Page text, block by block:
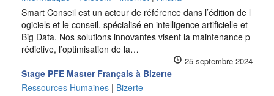
Smart Conseil est un acteur de référence dans l’édition de l
ogiciels et le conseil, spécialisé en intelligence artificielle et
Big Data. Nos solutions innovantes visent la maintenance p
rédictive, l’optimisation de la…
25 septembre 2024
Stage PFE Master Français à Bizerte
Ressources Humaines | Bizerte